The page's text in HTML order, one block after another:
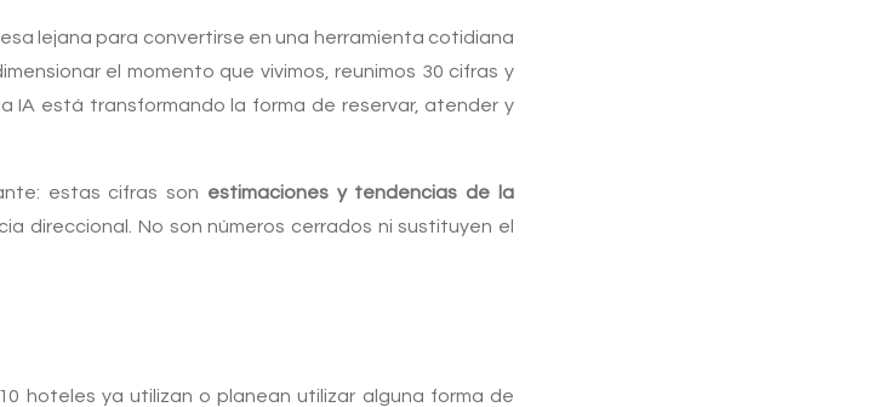
lejana para convertirse en una herramienta cotidiana
el momento que vivimos, reunimos 30 cifras y
IA está transformando la forma de reservar, atender y
estas cifras son estimaciones y tendencias de la
direccional. No son números cerrados ni sustituyen el
hoteles ya utilizan o planean utilizar alguna forma de